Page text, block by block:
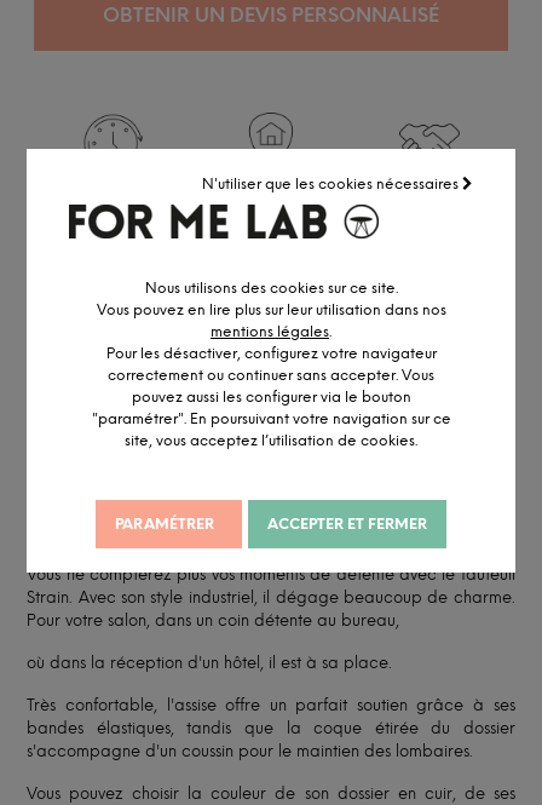
N'utiliser que les cookies nécessaires
Nous utilisons des cookies sur ce site.
Vous pouvez en lire plus sur leur utilisation dans nos
mentions légales.
Pour les désactiver, configurez votre navigateur
correctement ou continuer sans accepter. Vous
pouvez aussi les configurer via le bouton
"paramétrer". En poursuivant votre navigation sur ce
site, vous acceptez l’utilisation de cookies.
PARAMÉTRER ACCEPTER ET FERMER
OBTENIR UN DEVIS PERSONNALISÉ
Production locale Croatie
Conseil personnalisé par visio ou
RDV showroom
Remise professionnelle
Vous ne compterez plus vos moments de détente avec le fauteuil
Strain. Avec son style industriel, il dégage beaucoup de charme.
Pour votre salon, dans un coin détente au bureau,
où dans la réception d'un hôtel, il est à sa place.
Très confortable, l'assise offre un parfait soutien grâce à ses
bandes élastiques, tandis que la coque étirée du dossier
s'accompagne d'un coussin pour le maintien des lombaires.
Vous pouvez choisir la couleur de son dossier en cuir, de ses